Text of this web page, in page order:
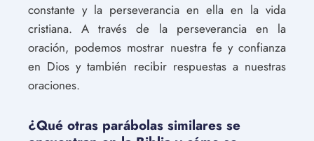
constante y la perseverancia en ella en la vida
cristiana. A través de la perseverancia en la
oración, podemos mostrar nuestra fe y confianza
en Dios y también recibir respuestas a nuestras
oraciones.
¿Qué otras parábolas similares se